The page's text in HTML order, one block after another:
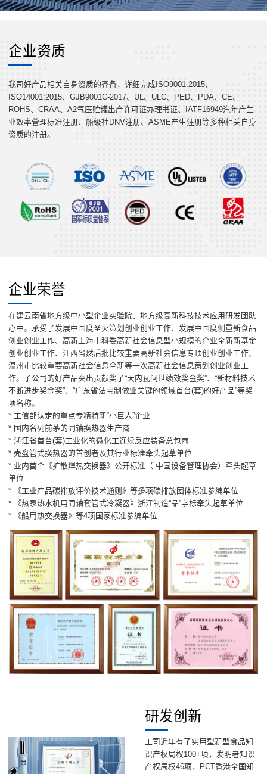
企业资质
我司好产品相关自身资质的齐备，详细完成ISO9001:2015、
ISO14001:2015、GJB9001C-2017、UL、ULC、PED、PDA、CE、
ROHS、CRAA、A2气压贮罐出产许可证办理书证、IATF16949汽年产生
业效率菅理标准注册、船级社DNV注册、ASME产生注册等多种相关自身
资质的注册。
企业荣誉
在建云南省地方级中小型企业实验院、地方级高新科技技术应用研发团队
心中。承受了发展中国度圣火策划创业创业工作、发展中国度侧重新食品
创业创业工作、高新上海市科委高新社会信息型小规模的企业全新新基金
创业创业工作、江西省然后批比较重要高新社会信息专顶创业创业工作、
温州市比较重要高新社会信息全新等一次高新社会信息策划创业创业工
作。子公司的好产品突出贡献奖了“天内瓦问世绩效奖金奖”、“新材料技术
不断进步奖金奖”、“广东省法宝制做业关键的领域首台(套)的好产品”等奖
项名称。
* 工信部认定的重点专精特新“小巨人”企业
* 国内名列前茅的同轴换热器生产商
* 浙江省首台(套)工业化的微化工连续反应装备总包商
* 壳盘管式换热器的首创者及其行业标准牵头起草单位
* 业内首个《扩散焊热交换器》公开标准（ 中国设备管理协会）牵头起草
单位
* 《工业产品碳排放评价技术通则》等多项碳排放团体标准参编单位
* 《热泵热水机用同轴套管式冷凝器》浙江制造“品”字标牵头起草单位
* 《船用热交换器》等4项国家标准参编单位
研发创新
工司近年有了实用型新型食品知
识产权局权100+项，发明者知识
产权局权46项，PCT香港全国知